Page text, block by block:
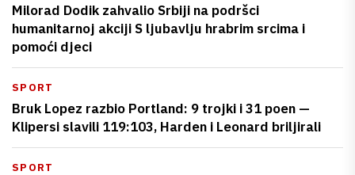
Milorad Dodik zahvalio Srbiji na podršci
humanitarnoj akciji S ljubavlju hrabrim srcima i
pomoći djeci
SPORT
Bruk Lopez razbio Portland: 9 trojki i 31 poen —
Klipersi slavili 119:103, Harden i Leonard briljirali
SPORT